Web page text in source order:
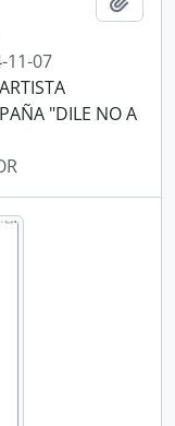
11-07
"DILE NO A